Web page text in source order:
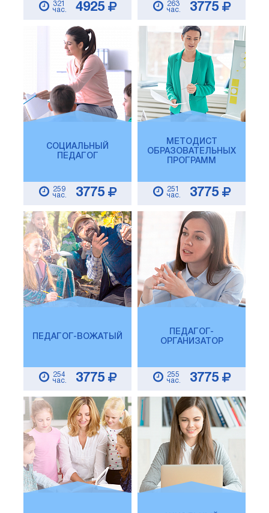
321
час.
4925
263
час.
3775
СОЦИАЛЬНЫЙ
ПЕДАГОГ
259
час.
3775
МЕТОДИСТ
ОБРАЗОВАТЕЛЬНЫХ
ПРОГРАММ
251
час.
3775
ПЕДАГОГ-ВОЖАТЫЙ
254
час.
3775
ПЕДАГОГ-
ОРГАНИЗАТОР
255
час.
3775